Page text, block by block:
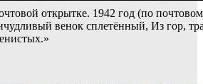
открытке. 1942 год (по
венок сплетённый, Из гор,